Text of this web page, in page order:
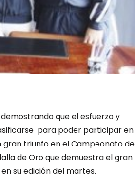
demostrando que el esfuerzo y
para poder participar en
gran triunfo en el Campeonato de
de Oro que demuestra el gran
su edición del martes.